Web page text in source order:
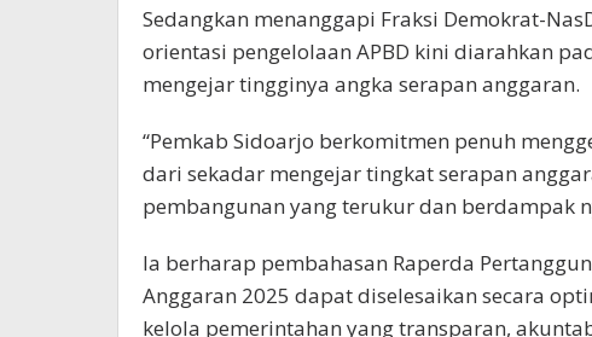
Sedangkan menanggapi Fraksi Demokrat-
orientasi pengelolaan APBD kini diarahkan
mengejar tingginya angka serapan anggaran.
“Pemkab Sidoarjo berkomitmen penuh
dari sekadar mengejar tingkat serapan
pembangunan yang terukur dan berdampak
Ia berharap pembahasan Raperda
Anggaran 2025 dapat diselesaikan secara
kelola pemerintahan yang transparan,